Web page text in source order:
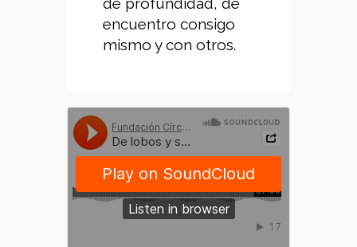
encuentro consigo
mismo y con otros.